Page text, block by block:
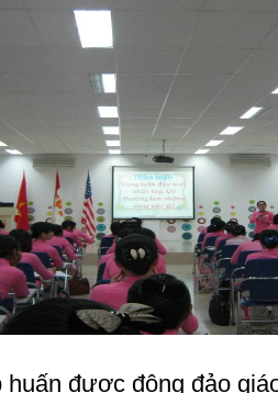
huấn được đông đảo